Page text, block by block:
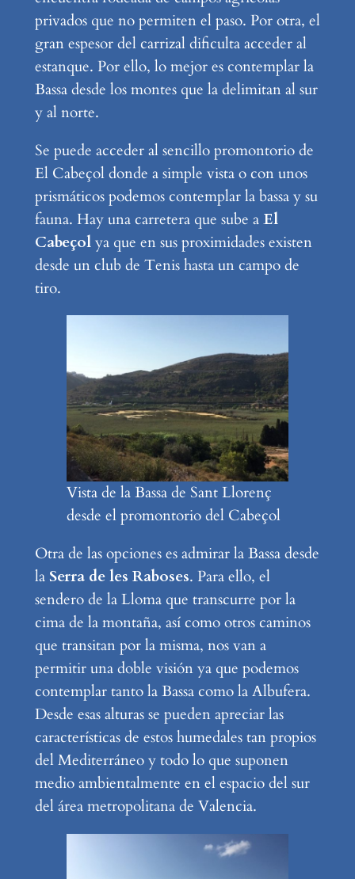
privados que no permiten el paso. Por otra, el
gran espesor del carrizal dificulta acceder al
estanque. Por ello, lo mejor es contemplar la
Bassa desde los montes que la delimitan al sur
y al norte.
Se puede acceder al sencillo promontorio de
El Cabeçol donde a simple vista o con unos
prismáticos podemos contemplar la bassa y su
fauna. Hay una carretera que sube aEl
Cabeçolya que en sus proximidades existen
desde un club de Tenis hasta un campo de
tiro.
Vista de la Bassa de Sant Llorenç
desde el promontorio del Cabeçol
Otra de las opciones es admirar la Bassa desde
laSerra de les Raboses. Para ello, el
sendero de la Lloma que transcurre por la
cima de la montaña, así como otros caminos
que transitan por la misma, nos van a
permitir una doble visión ya que podemos
contemplar tanto la Bassa como la Albufera.
Desde esas alturas se pueden apreciar las
características de estos humedales tan propios
del Mediterráneo y todo lo que suponen
medio ambientalmente en el espacio del sur
del área metropolitana de Valencia.